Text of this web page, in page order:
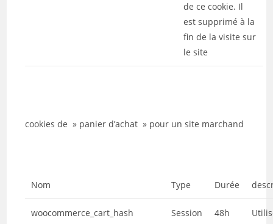
de ce cookie. Il
est supprimé à la
fin de la visite sur
le site
cookies de » panier d’achat » pour un site marchand
Nom Type Durée
woocommerce_cart_hash Session 48h